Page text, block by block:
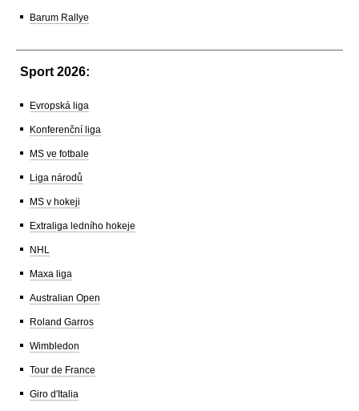
Barum Rallye
Sport 2026:
Evropská liga
Konferenční liga
MS ve fotbale
Liga národů
MS v hokeji
Extraliga ledního hokeje
NHL
Maxa liga
Australian Open
Roland Garros
Wimbledon
Tour de France
Giro d'Italia